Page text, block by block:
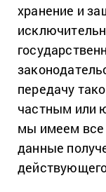
хранение и
передачу
частным или
мы имеем все
данные